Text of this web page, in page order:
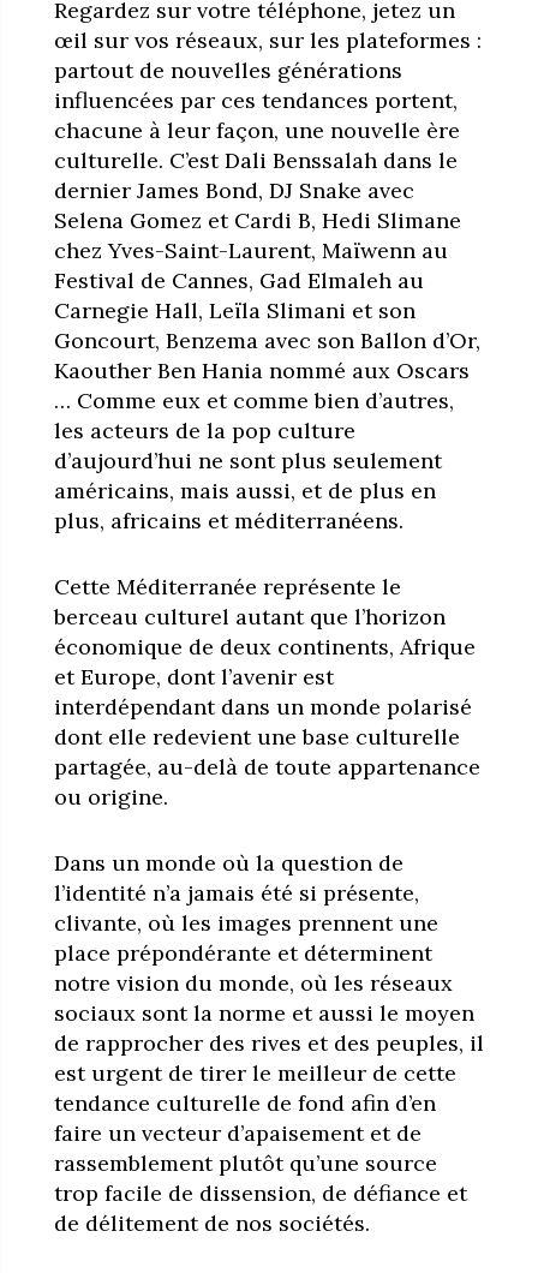
Regardez sur votre téléphone, jetez un
œil sur vos réseaux, sur les plateformes :
partout de nouvelles générations
influencées par ces tendances portent,
chacune à leur façon, une nouvelle ère
culturelle. C’est Dali Benssalah dans le
dernier James Bond, DJ Snake avec
Selena Gomez et Cardi B, Hedi Slimane
chez Yves-Saint-Laurent, Maïwenn au
Festival de Cannes, Gad Elmaleh au
Carnegie Hall, Leïla Slimani et son
Goncourt, Benzema avec son Ballon d’Or,
Kaouther Ben Hania nommé aux Oscars
… Comme eux et comme bien d’autres,
les acteurs de la pop culture
d’aujourd’hui ne sont plus seulement
américains, mais aussi, et de plus en
plus, africains et méditerranéens.
Cette Méditerranée représente le
berceau culturel autant que l’horizon
économique de deux continents, Afrique
et Europe, dont l’avenir est
interdépendant dans un monde polarisé
dont elle redevient une base culturelle
partagée, au-delà de toute appartenance
ou origine.
Dans un monde où la question de
l’identité n’a jamais été si présente,
clivante, où les images prennent une
place prépondérante et déterminent
notre vision du monde, où les réseaux
sociaux sont la norme et aussi le moyen
de rapprocher des rives et des peuples, il
est urgent de tirer le meilleur de cette
tendance culturelle de fond afin d’en
faire un vecteur d’apaisement et de
rassemblement plutôt qu’une source
trop facile de dissension, de défiance et
de délitement de nos sociétés.